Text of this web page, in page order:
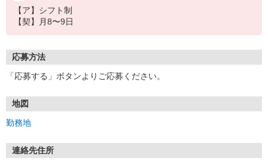
【ア】シフト制
【契】月8〜9日
応募方法
「応募する」ボタンよりご応募ください。
地図
勤務地
連絡先住所